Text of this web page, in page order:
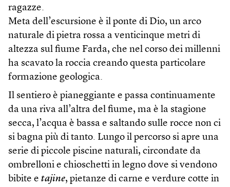
ragazze.
Meta dell’escursione è il ponte di Dio, un arco
naturale di pietra rossa a venticinque metri di
altezza sul fiume Farda, che nel corso dei millenni
ha scavato la roccia creando questa particolare
formazione geologica.
Il sentiero è pianeggiante e passa continuamente
da una riva all’altra del fiume, ma è la stagione
secca, l’acqua è bassa e saltando sulle rocce non ci
si bagna più di tanto. Lungo il percorso si apre una
serie di piccole piscine naturali, circondate da
ombrelloni e chioschetti in legno dove si vendono
bibite e tajine, pietanze di carne e verdure cotte in